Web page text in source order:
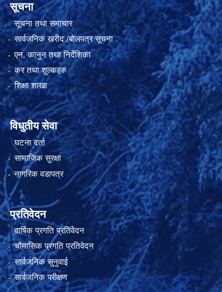
सूचना
सूचना तथा समाचार
सार्वजनिक खरीद /बोलपत्र सूचना
एन, कानुन तथा निर्देशिका
कर तथा शुल्कहरु
शिक्षा शाखा
विधुतीय सेवा
घटना दर्ता
सामाजिक सुरक्षा
नागरिक वडापत्र
प्रतिवेदन
वार्षिक प्रगति प्रतिवेदन
चौमासिक प्रगति प्रतिवेदन
सार्वजनिक सुनुवाई
सार्वजनिक परीक्षण